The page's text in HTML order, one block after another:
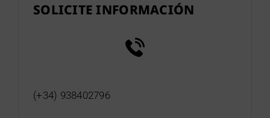
SOLICITE INFORMACIÓN
(+34) 938402796